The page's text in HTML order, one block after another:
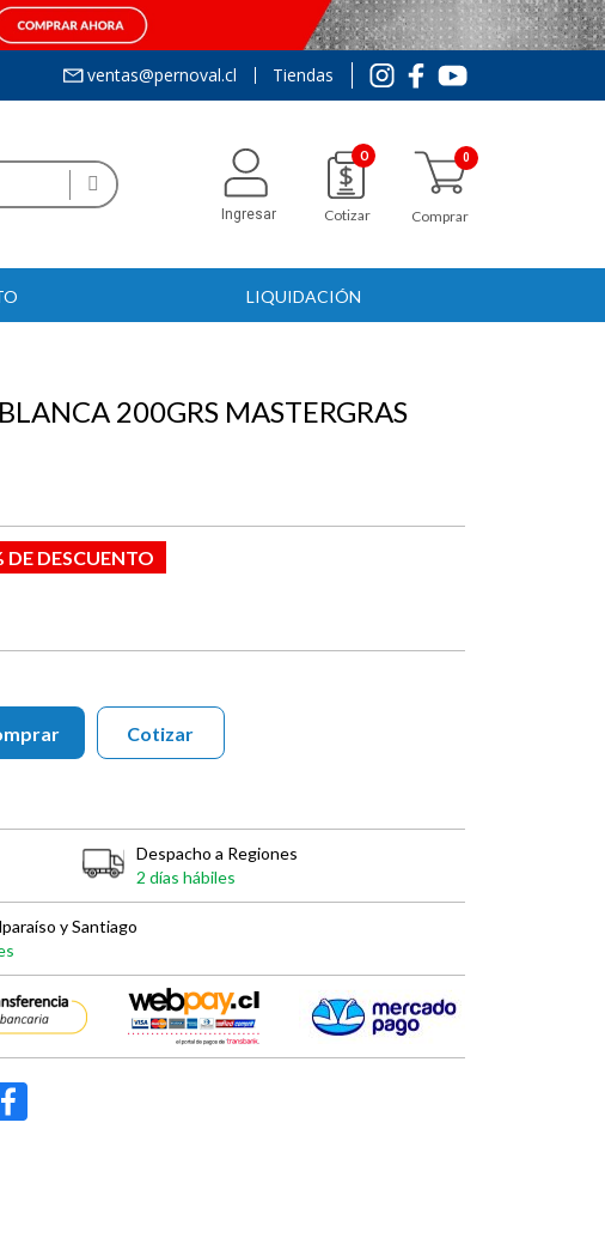
ventas@pernoval.cl Tiendas
Ingresar
0
Cotizar Comprar
LIQUIDACIÓN
200GRS MASTERGRAS
DE DESCUENTO
Cotizar
Despacho a Regiones
2 días hábiles
y Santiago